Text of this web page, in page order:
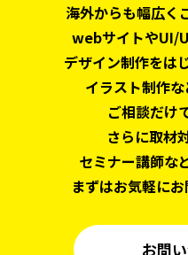
海外からも幅広く
webサイトやUI/
デザイン制作をはじ
イラスト制作な
ご相談だけ
さらに取材
セミナー講師な
まずはお気軽に
お問